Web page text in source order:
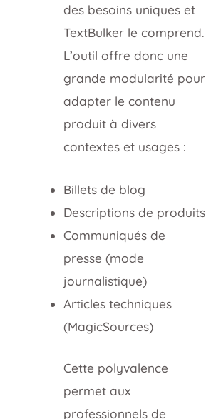
des besoins uniques et
TextBulker le comprend.
L’outil offre donc une
grande modularité pour
adapter le contenu
produit à divers
contextes et usages :
Billets de blog
Descriptions de produits
Communiqués de
presse (mode
journalistique)
Articles techniques
(MagicSources)
Cette polyvalence
permet aux
professionnels de